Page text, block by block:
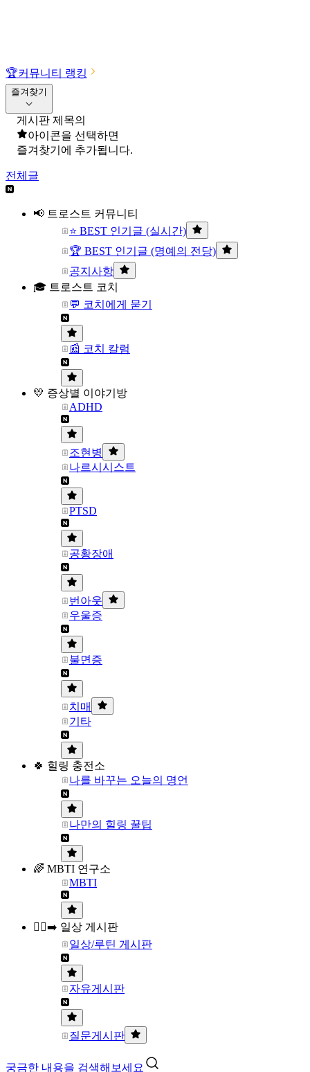
🏆커뮤니티 랭킹
즐겨찾기
게시판 제목의
아이콘을 선택하면
즐겨찾기에 추가됩니다.
전체글
📢 트로스트 커뮤니티
⭐ BEST 인기글 (실시간)
🏆 BEST 인기글 (명예의 전당)
공지사항
🎓 트로스트 코치
💬 코치에게 묻기
📰 코치 칼럼
💛 증상별 이야기방
ADHD
조현병
나르시시스트
PTSD
공황장애
번아웃
우울증
불면증
치매
기타
🍀 힐링 충전소
나를 바꾸는 오늘의 명언
나만의 힐링 꿀팁
🌈 MBTI 연구소
MBTI
🏃‍♀️‍➡️ 일상 게시판
일상/루틴 게시판
자유게시판
질문게시판
궁금한 내용을 검색해보세요